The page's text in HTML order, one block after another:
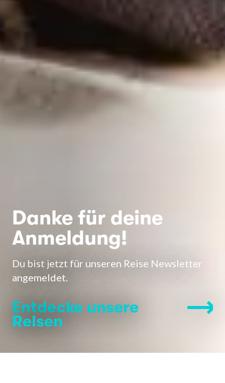
Danke für deine
Anmeldung!
Du bist jetzt für unseren Reise Newsletter
angemeldet.
Entdecke unsere
Reisen